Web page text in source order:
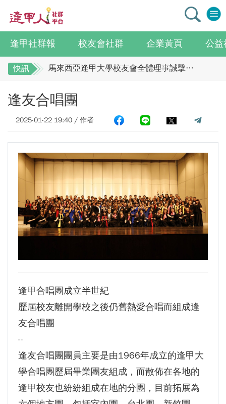
逢甲社群報 校友會社群 企業黃頁 公益
快訊
馬來西亞逢甲大學校友會全體理事誠擊祝賀 ：江蘇年會圓滿成功！
逢甲國貿99級校友 李樺仙 學姐
114學年度系所主管會議擘畫未來教育 以「學生為中心」推動AI融入教學，跨域研究育才
體育教學中心主任王亭文勇奪「2025 CAPA台灣公開賽」公開女雙冠軍
逢甲大學EMBA舉辦新生共善營 以「大好・共善・同樂」開啟學習新旅程
【轉載】麗明營造第24屆公益捐血9月10日登場 歡迎企業踴躍參與
逢甲大學高承恕董事長演講【世界經濟新版圖?舊版圖?】--世界500強企業
龍谷大學師生來訪逢甲 共同探討永續林業與CLT建築發展
傳承逢甲精神！泰國校友會45週年慶 新任會長上任、青年世代接棒注入新動能
逢甲大學加東校友會 2025 Aug 31 聚會
逢甲大學泰國校友會45周年慶 暨第13、14屆會長交接圓滿成功！
賀江蘇校友分會
馬來西亞逢甲大學校友會全體理事誠擊祝賀 ：
全校社團博覽會2.0 精彩片段
迎接七線齊發！逢甲領航M6大學系統與臺中捷
運共同培育中臺灣捷運人才
逢甲國貿99級校友 李樺仙 學姐
【逢甲經濟人會訊】9月號出刊
114學年度系所主管會議擘畫未來教育 以「學
生為中心」推動AI融入教學，跨域研究育才
善・同樂」開啟學習新旅程
【轉載】麗明營造第24屆公益捐血9月10日登
場 歡迎企業踴躍參與
舊版圖?】--世界500強企業
龍谷大學師生來訪逢甲 共同探討永續林業與CLT
建築發展
傳承逢甲精神！泰國校友會45週年慶 新任會長
逢友合唱團
2025-01-22 19:40 / 作者
逢甲合唱團成立半世紀
歷屆校友離開學校之後仍舊熱愛合唱而組成逢
友合唱團
--
逢友合唱團團員主要是由1966年成立的逢甲大
學合唱團歷屆畢業團友組成，而散佈在各地的
逢甲校友也紛紛組成在地的分團，目前拓展為